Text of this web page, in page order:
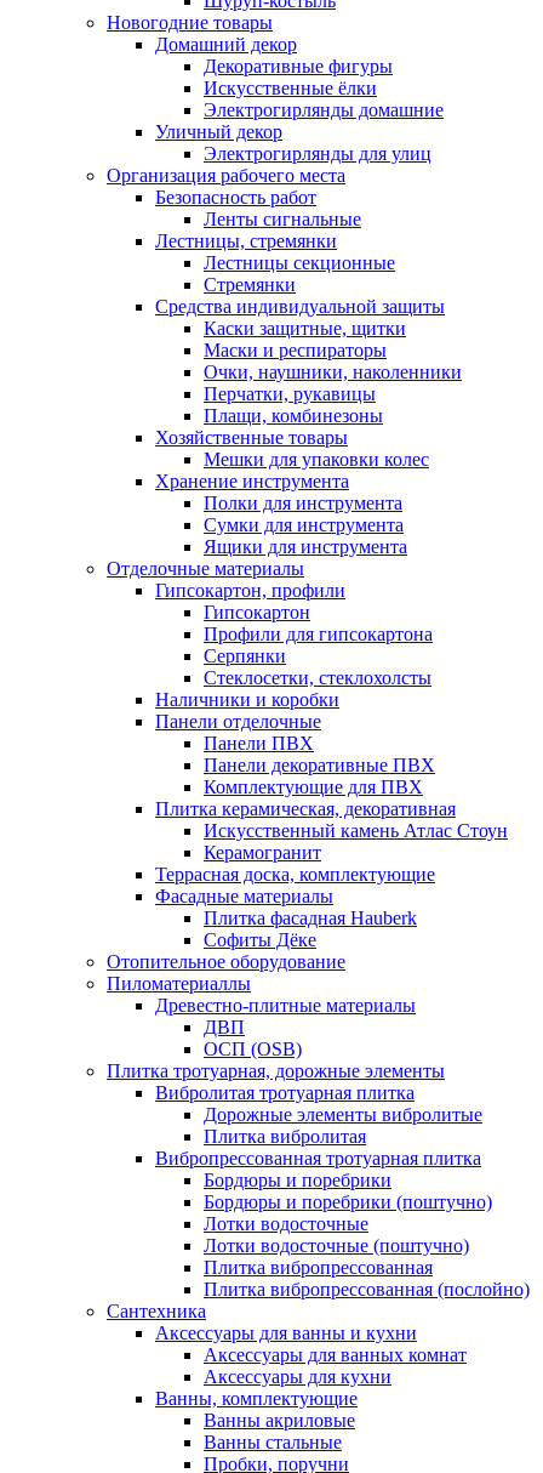
Новогодние товары
Домашний декор
Декоративные фигуры
Искусственные ёлки
Электрогирлянды домашние
Уличный декор
Электрогирлянды для улиц
Организация рабочего места
Безопасность работ
Ленты сигнальные
Лестницы, стремянки
Лестницы секционные
Стремянки
Средства индивидуальной защиты
Каски защитные, щитки
Маски и респираторы
Очки, наушники, наколенники
Перчатки, рукавицы
Плащи, комбинезоны
Хозяйственные товары
Мешки для упаковки колес
Хранение инструмента
Полки для инструмента
Сумки для инструмента
Ящики для инструмента
Отделочные материалы
Гипсокартон, профили
Гипсокартон
Профили для гипсокартона
Серпянки
Стеклосетки, стеклохолсты
Наличники и коробки
Панели отделочные
Панели ПВХ
Панели декоративные ПВХ
Комплектующие для ПВХ
Плитка керамическая, декоративная
Искусственный камень Атлас Стоун
Керамогранит
Террасная доска, комплектующие
Фасадные материалы
Плитка фасадная Hauberk
Софиты Дёке
Отопительное оборудование
Пиломатериаллы
Древестно-плитные материалы
ДВП
ОСП (OSB)
Плитка тротуарная, дорожные элементы
Вибролитая тротуарная плитка
Дорожные элементы вибролитые
Плитка вибролитая
Вибропрессованная тротуарная плитка
Бордюры и поребрики
Бордюры и поребрики (поштучно)
Лотки водосточные
Лотки водосточные (поштучно)
Плитка вибропрессованная
Плитка вибропрессованная (послойно)
Сантехника
Аксессуары для ванны и кухни
Аксессуары для ванных комнат
Аксессуары для кухни
Ванны, комплектующие
Ванны акриловые
Ванны стальные
Пробки, поручни